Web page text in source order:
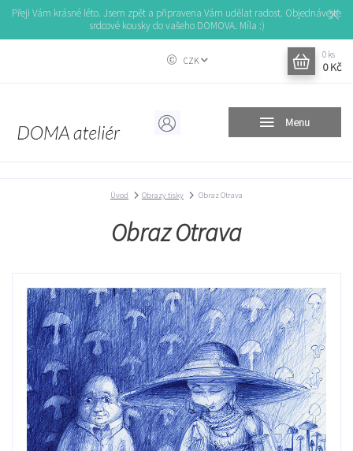
Přeji Vám krásné léto. Jsem zpět a připravena Vám udělat radost. Objednávejte
srdcové kousky do vašeho DOMOVA. Míla :)
Menu
CZK
0 ks
0 Kč
Úvod Obrazy tisky Obraz Otrava
Obraz Otrava